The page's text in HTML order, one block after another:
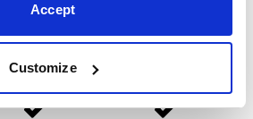
Accept
Customize
un importo minimo di €99).
Larghezza